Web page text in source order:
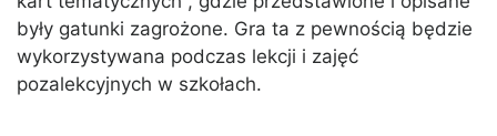
były gatunki zagrożone. Gra ta z pewnością będzie
wykorzystywana podczas lekcji i zajęć
pozalekcyjnych w szkołach.